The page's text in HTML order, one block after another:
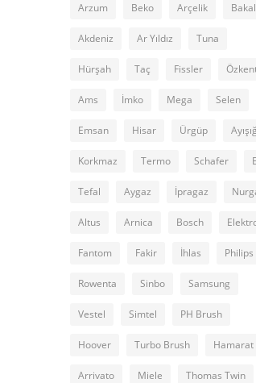
Arzum Beko Arçelik
Akdeniz Ar Yıldız Tuna
Hürşah Taç Fissler
Ams İmko Mega Selen
Emsan Hisar Ürgüp
Korkmaz Termo Schafer
Tefal Aygaz İpragaz
Altus Arnica Bosch
Fantom Fakir İhlas Philips
Rowenta Sinbo Samsung
Vestel Simtel PH Brush
Hoover Turbo Brush Hamarat
Arrivato Miele Thomas Twin